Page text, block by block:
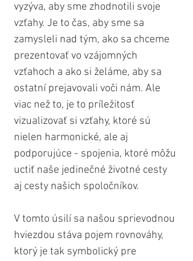
vyzýva, aby sme zhodnotili svoje
vzťahy. Je to čas, aby sme sa
zamysleli nad tým, ako sa chceme
prezentovať vo vzájomných
vzťahoch a ako si želáme, aby sa
ostatní prejavovali voči nám. Ale
viac než to, je to príležitosť
vizualizovať si vzťahy, ktoré sú
nielen harmonické, ale aj
podporujúce - spojenia, ktoré môžu
uctiť naše jedinečné životné cesty
aj cesty našich spoločníkov.
V tomto úsilí sa našou sprievodnou
hviezdou stáva pojem rovnováhy,
ktorý je tak symbolický pre